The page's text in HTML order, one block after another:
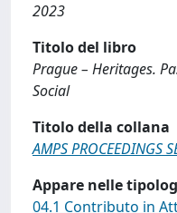
2023
Titolo del libro
Prague – Heritages.
Social
Titolo della collana
AMPS PROCEEDINGS
Appare nelle
04.1 Contributo in